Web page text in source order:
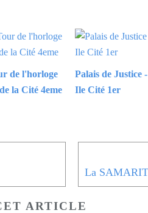
de l'horloge
la Cité 4eme
Palais de Justice -
Ile Cité 1er
ARTICLE